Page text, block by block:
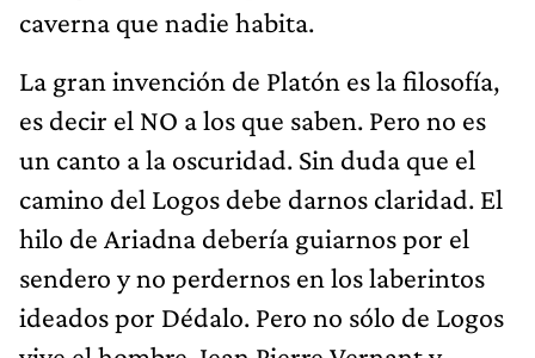
caverna que nadie habita.
La gran invención de Platón es la filosofía,
es decir el NO a los que saben. Pero no es
un canto a la oscuridad. Sin duda que el
camino del Logos debe darnos claridad. El
hilo de Ariadna debería guiarnos por el
sendero y no perdernos en los laberintos
ideados por Dédalo. Pero no sólo de Logos